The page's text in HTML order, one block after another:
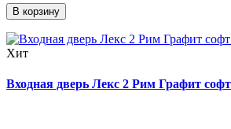
В корзину
Хит
Входная дверь Лекс 2 Рим Графит